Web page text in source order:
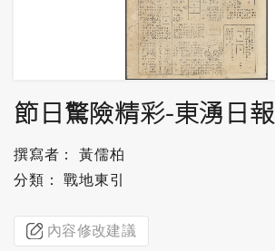
節日驚險精彩-東湧日報
撰寫者： 黃儒柏
分類： 戰地東引
內容修改建議